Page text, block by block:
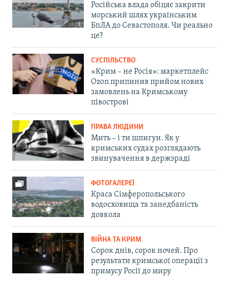
Російська влада обіцяє закрити
морський шлях українським
БпЛА до Севастополя. Чи реально
це?
СУСПІЛЬСТВО
«Крим – не Росія»: маркетплейс
Ozon припинив прийом нових
замовлень на Кримському
півострові
ПРАВА ЛЮДИНИ
Мить – і ти шпигун. Як у
кримських судах розглядають
звинувачення в держзраді
ФОТОГАЛЕРЕЇ
Краса Сімферопольського
водосховища та занедбаність
довкола
ВІЙНА ТА КРИМ
Сорок днів, сорок ночей. Про
результати кримської операції з
примусу Росії до миру